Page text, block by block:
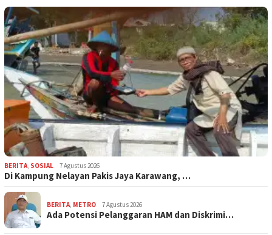
BERITA, SOSIAL 7 Agustus 2026
Di Kampung Nelayan Pakis Jaya Karawang, …
BERITA, METRO 7 Agustus 2026
Ada Potensi Pelanggaran HAM dan Diskrimi…